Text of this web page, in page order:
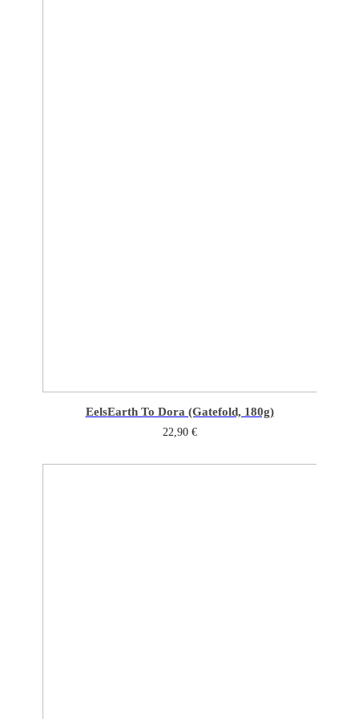
EelsEarth To Dora (Gatefold, 180g)
22,90 €